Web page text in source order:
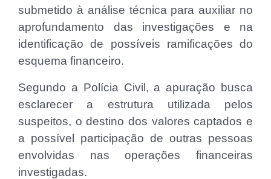
submetido à análise técnica para auxiliar no
aprofundamento das investigações e na
identificação de possíveis ramificações do
esquema financeiro.
Segundo a Polícia Civil, a apuração busca
esclarecer a estrutura utilizada pelos
suspeitos, o destino dos valores captados e
a possível participação de outras pessoas
envolvidas nas operações financeiras
investigadas.